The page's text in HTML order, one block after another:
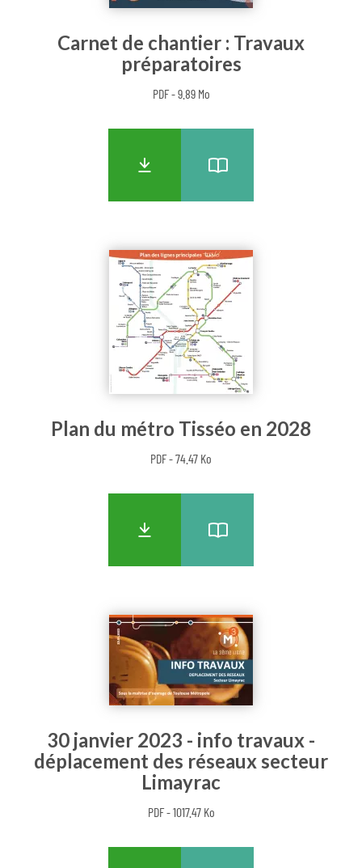
Carnet de chantier : Travaux
préparatoires
PDF - 9.89 Mo
Plan du métro Tisséo en 2028
PDF - 74.47 Ko
30 janvier 2023 - info travaux -
déplacement des réseaux secteur
Limayrac
PDF - 1017.47 Ko